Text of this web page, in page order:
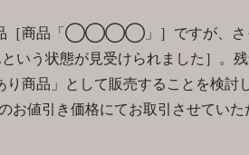
品［商品「◯◯◯◯」］ですが、さ
いう状態が見受けられました］。
商品」として販売することを検討
値引き価格にてお取引させていた